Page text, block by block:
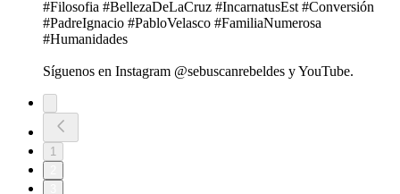
#Filosofia #BellezaDeLaCruz #IncarnatusEst #Conversión
#PadreIgnacio #PabloVelasco #FamiliaNumerosa
#Humanidades
Síguenos en Instagram ⁠⁠⁠⁠⁠⁠⁠⁠⁠⁠⁠⁠⁠⁠⁠⁠⁠⁠⁠⁠⁠⁠⁠@sebuscanrebeldes⁠⁠⁠⁠⁠⁠⁠⁠⁠⁠⁠⁠⁠⁠⁠⁠⁠⁠⁠⁠⁠ y ⁠⁠⁠⁠⁠⁠⁠⁠⁠⁠⁠⁠⁠⁠⁠⁠⁠⁠⁠⁠⁠YouTube⁠⁠⁠⁠⁠⁠⁠⁠⁠⁠⁠⁠⁠⁠⁠⁠⁠⁠⁠⁠⁠.
1